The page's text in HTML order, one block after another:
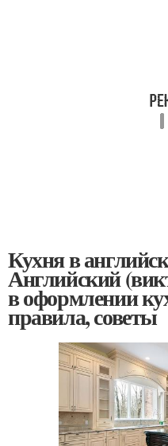
Кухня в
Английский
в оформлении
правила, советы